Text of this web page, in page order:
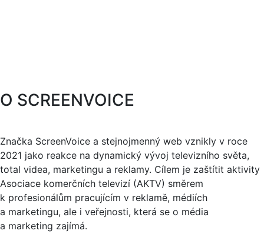
O SCREENVOICE
Značka ScreenVoice a stejnojmenný web vznikly v roce
2021 jako reakce na dynamický vývoj televizního světa,
total videa, marketingu a reklamy. Cílem je zaštítit aktivity
Asociace komerčních televizí (AKTV) směrem
k profesionálům pracujícím v reklamě, médiích
a marketingu, ale i veřejnosti, která se o média
a marketing zajímá.